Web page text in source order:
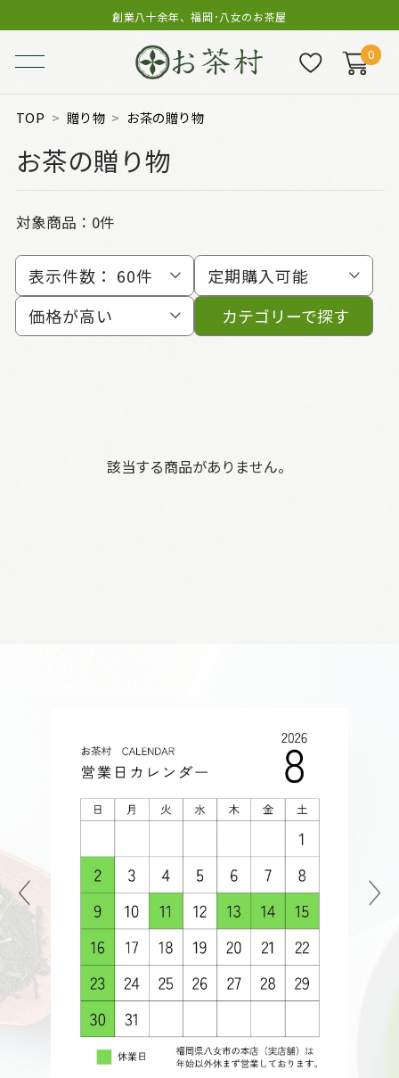
創業八十余年、福岡･八女のお茶屋
0
TOP 贈り物 お茶の贈り物
お茶の贈り物
対象商品：0件
表示件数： 60件
定期購入可能
価格が高い
カテゴリーで探す
該当する商品がありません。